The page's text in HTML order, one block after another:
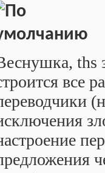
ths
все